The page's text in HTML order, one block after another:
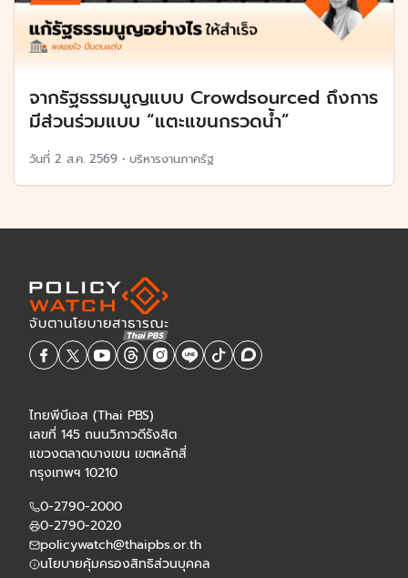
จากรัฐธรรมนูญแบบ Crowdsourced ถึงการ
มีส่วนร่วมแบบ “แตะแขนกรวดน้ำ”
วันที่ 2 ส.ค. 2569 • บริหารงานภาครัฐ
ไทยพีบีเอส (Thai PBS)
เลขที่ 145 ถนนวิภาวดีรังสิต
แขวงตลาดบางเขน เขตหลักสี่
กรุงเทพฯ 10210
0-2790-2000
0-2790-2020
policywatch@thaipbs.or.th
นโยบายคุ้มครองสิทธิส่วนบุคคล